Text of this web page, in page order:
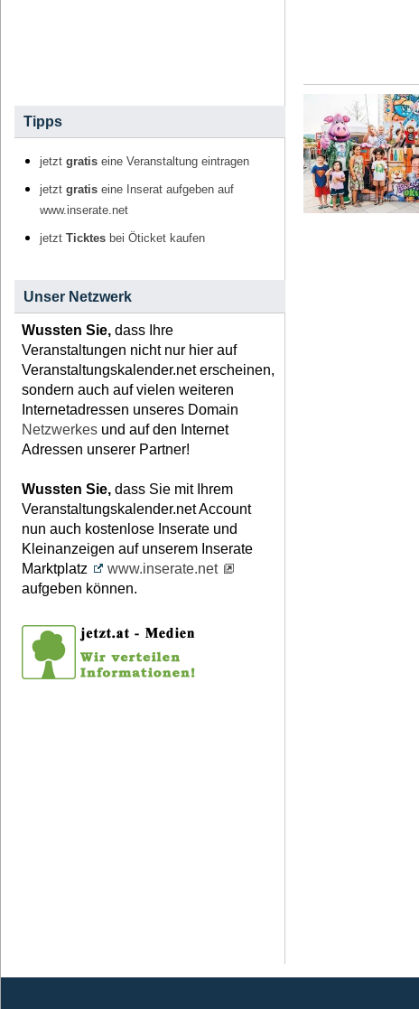
Tipps
jetzt gratis eine Veranstaltung eintragen
jetzt gratis eine Inserat aufgeben auf
www.inserate.net
jetzt Ticktes bei Öticket kaufen
Unser Netzwerk
Wussten Sie, dass Ihre
Veranstaltungen nicht nur hier auf
Veranstaltungskalender.net erscheinen,
sondern auch auf vielen weiteren
Internetadressen unseres Domain
Netzwerkes und auf den Internet
Adressen unserer Partner!
Wussten Sie, dass Sie mit Ihrem
Veranstaltungskalender.net Account
nun auch kostenlose Inserate und
Kleinanzeigen auf unserem Inserate
Marktplatz
www.inserate.net
aufgeben können.